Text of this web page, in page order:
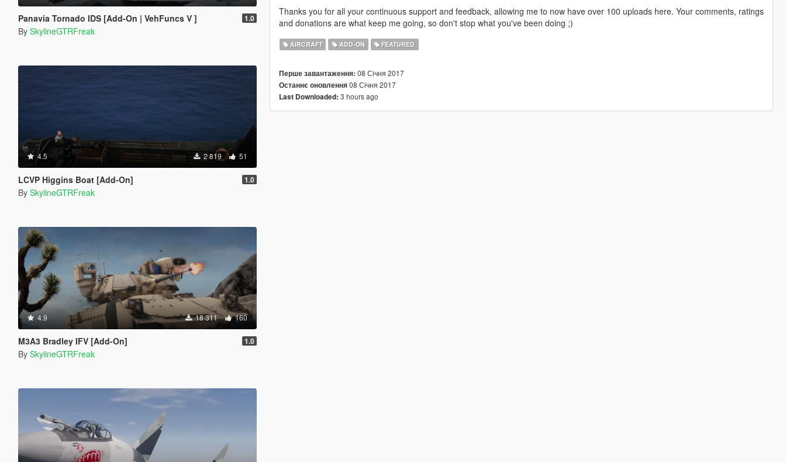
Panavia Tornado IDS [Add-On | VehFuncs V ] 1.0
By SkylineGTRFreak
4.5 2 819 51
LCVP Higgins Boat [Add-On] 1.0
By SkylineGTRFreak
4.9 18 311 160
M3A3 Bradley IFV [Add-On] 1.0
By SkylineGTRFreak
Thanks you for all your continuous support and feedback, allowing me to now have over 100 uploads here. Your comments, ratings
and donations are what keep me going, so don't stop what you've been doing ;)
AIRCRAFT ADD-ON FEATURED
Перше завантаження: 08 Січня 2017
Останнє оновлення08 Січня 2017
Last Downloaded: 3 hours ago